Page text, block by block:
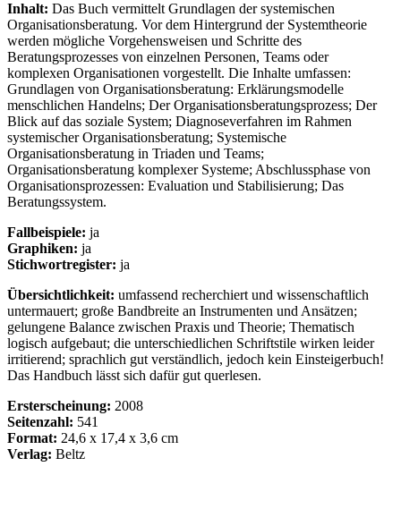
Inhalt: Das Buch vermittelt Grundlagen der systemischen
Organisationsberatung. Vor dem Hintergrund der Systemtheorie
werden mögliche Vorgehensweisen und Schritte des
Beratungsprozesses von einzelnen Personen, Teams oder
komplexen Organisationen vorgestellt. Die Inhalte umfassen:
Grundlagen von Organisationsberatung: Erklärungsmodelle
menschlichen Handelns; Der Organisationsberatungsprozess; Der
Blick auf das soziale System; Diagnoseverfahren im Rahmen
systemischer Organisationsberatung; Systemische
Organisationsberatung in Triaden und Teams;
Organisationsberatung komplexer Systeme; Abschlussphase von
Organisationsprozessen: Evaluation und Stabilisierung; Das
Beratungssystem.
Fallbeispiele: ja
Graphiken: ja
Stichwortregister: ja
Übersichtlichkeit: umfassend recherchiert und wissenschaftlich
untermauert; große Bandbreite an Instrumenten und Ansätzen;
gelungene Balance zwischen Praxis und Theorie; Thematisch
logisch aufgebaut; die unterschiedlichen Schriftstile wirken leider
irritierend; sprachlich gut verständlich, jedoch kein Einsteigerbuch!
Das Handbuch lässt sich dafür gut querlesen.
Ersterscheinung: 2008
Seitenzahl: 541
Format: 24,6 x 17,4 x 3,6 cm
Verlag: Beltz